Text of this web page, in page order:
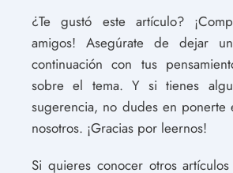
¿Te gustó este artículo?
amigos! Asegúrate de dejar
continuación con tus
sobre el tema. Y si tienes
sugerencia, no dudes en ponerte
nosotros. ¡Gracias por leernos!
Si quieres conocer otros